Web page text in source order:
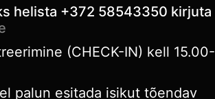
helista +372 58543350 kirjuta
(CHECK-IN) kell 15.00-
palun esitada isikut tõendav